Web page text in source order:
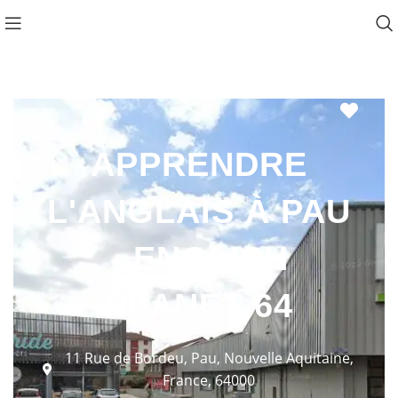
APPRENDRE
L'ANGLAIS À PAU
- ENGLISH
PLANET 64
11 Rue de Bordeu, Pau, Nouvelle Aquitaine,
France, 64000